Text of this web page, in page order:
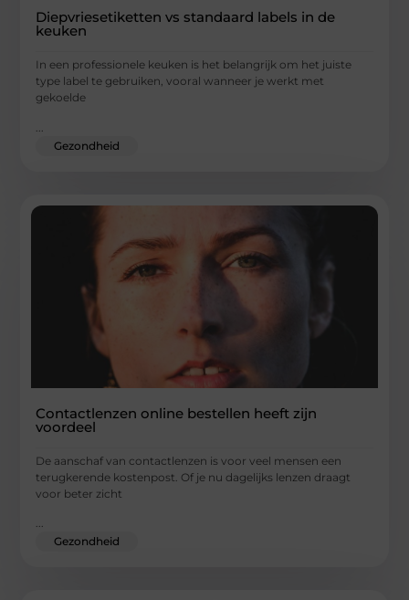
Diepvriesetiketten vs standaard labels in de
keuken
In een professionele keuken is het belangrijk om het juiste
type label te gebruiken, vooral wanneer je werkt met
gekoelde
Gezondheid
Contactlenzen online bestellen heeft zijn
voordeel
De aanschaf van contactlenzen is voor veel mensen een
terugkerende kostenpost. Of je nu dagelijks lenzen draagt
voor beter zicht
...
Gezondheid